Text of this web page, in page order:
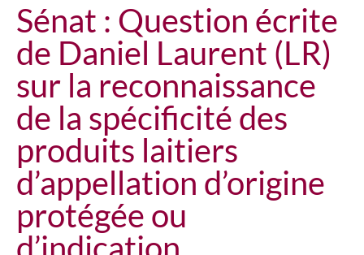
Sénat : Question écrite
de Daniel Laurent (LR)
sur la reconnaissance
de la spécificité des
produits laitiers
d’appellation d’origine
protégée ou